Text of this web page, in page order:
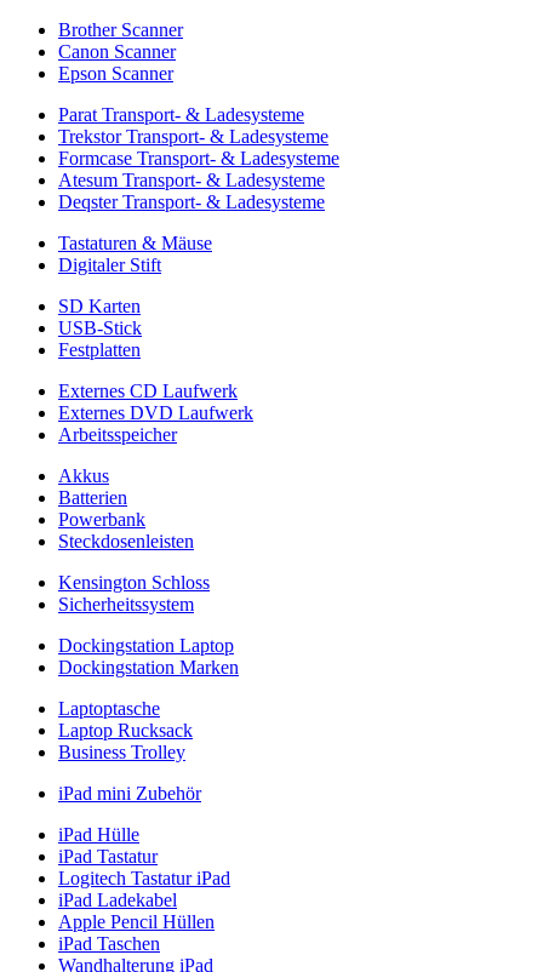
Brother Scanner
Canon Scanner
Epson Scanner
Parat Transport- & Ladesysteme
Trekstor Transport- & Ladesysteme
Formcase Transport- & Ladesysteme
Atesum Transport- & Ladesysteme
Deqster Transport- & Ladesysteme
Tastaturen & Mäuse
Digitaler Stift
SD Karten
USB-Stick
Festplatten
Externes CD Laufwerk
Externes DVD Laufwerk
Arbeitsspeicher
Akkus
Batterien
Powerbank
Steckdosenleisten
Kensington Schloss
Sicherheitssystem
Dockingstation Laptop
Dockingstation Marken
Laptoptasche
Laptop Rucksack
Business Trolley
iPad mini Zubehör
iPad Hülle
iPad Tastatur
Logitech Tastatur iPad
iPad Ladekabel
Apple Pencil Hüllen
iPad Taschen
Wandhalterung iPad